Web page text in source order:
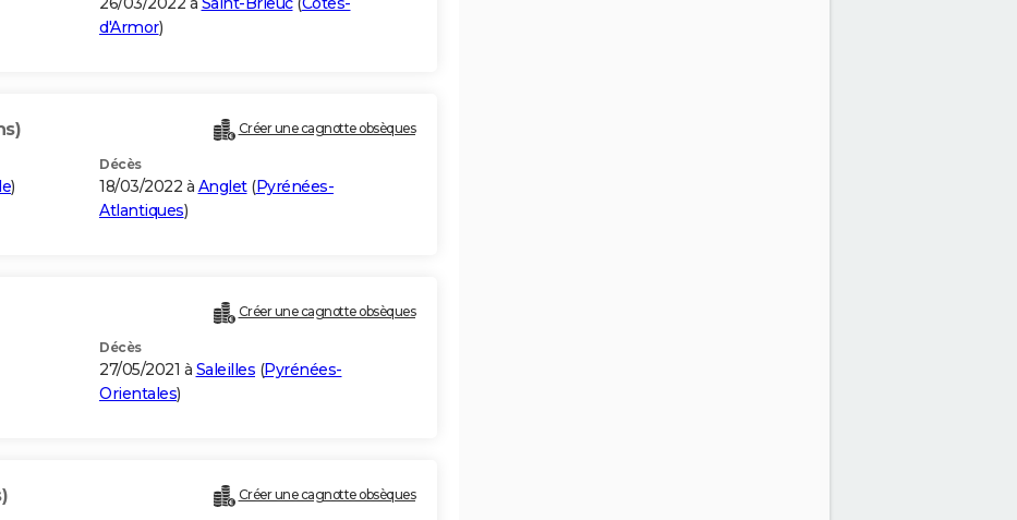
d'Armor)
Créer une cagnotte obsèques
)
Décès
18/03/2022 à Anglet(Pyrénées-
Atlantiques)
Créer une cagnotte obsèques
Décès
27/05/2021 à Saleilles (Pyrénées-
Orientales)
Créer une cagnotte obsèques